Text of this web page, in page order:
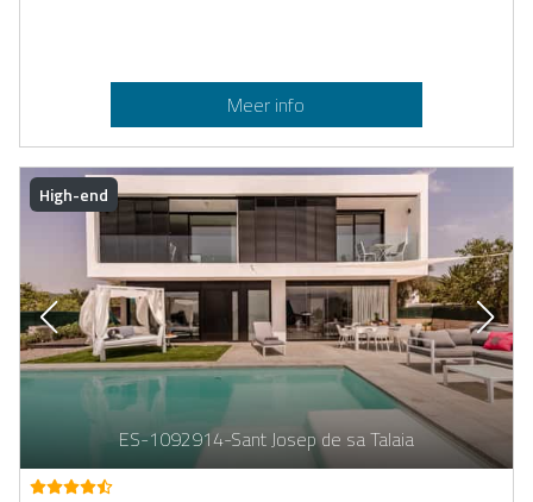
Meer info
ES-1092914-Sant Josep de sa Talaia
High-end